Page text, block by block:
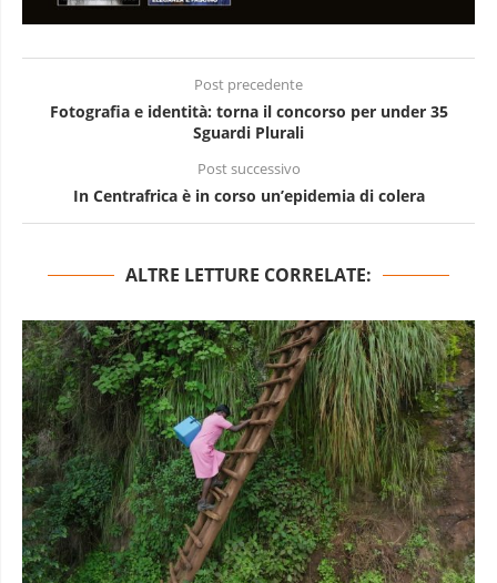
Post precedente
Fotografia e identità: torna il concorso per under 35
Sguardi Plurali
Post successivo
In Centrafrica è in corso un’epidemia di colera
ALTRE LETTURE CORRELATE: